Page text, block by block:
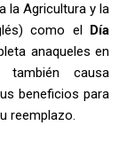
la Agricultura y la
como el
Día
anaqueles en
causa
beneficios para
reemplazo.